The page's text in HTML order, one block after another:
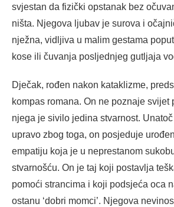
svjestan da fizički opstanak bez
ništa. Njegova ljubav je surova i
nježna, vidljiva u malim gestama
kose ili čuvanja posljednjeg gutljaja
Dječak, rođen nakon kataklizme,
kompas romana. On ne poznaje svijet
njega je sivilo jedina stvarnost.
upravo zbog toga, on posjeduje
empatiju koja je u neprestanom
stvarnošću. On je taj koji postavlja
pomoći strancima i koji podsjeća oca
ostanu ‘dobri momci’. Njegova